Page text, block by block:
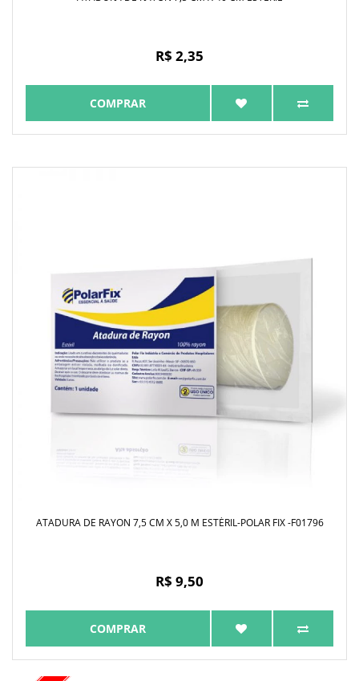
R$ 2,35
COMPRAR
ATADURA DE RAYON 7,5 CM X 5,0 M ESTÉRIL-POLAR FIX -F01796
R$ 9,50
COMPRAR